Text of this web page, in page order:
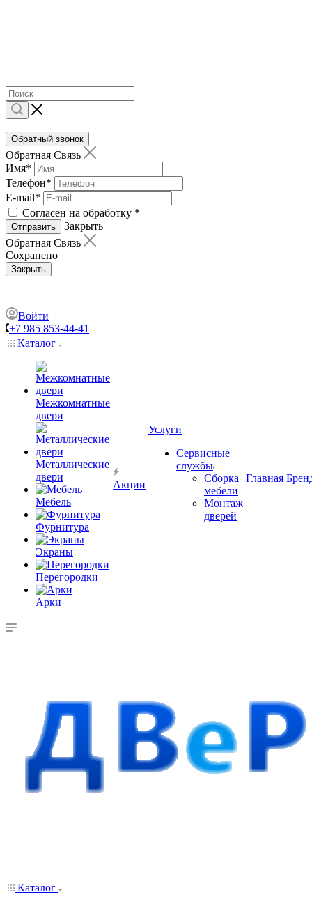
Обратный звонок
Обратная Связь
Имя*
Телефон*
E-mail*
Согласен на обработку *
Отправить
Закрыть
Обратная Связь
Сохранено
Закрыть
Войти
+7 985 853-44-41
Каталог
Межкомнатные
двери
Металлические
двери
Мебель
Фурнитура
Экраны
Перегородки
Арки
Акции
Услуги
Сервисные
службы
Сборка
мебели
Монтаж
дверей
Главная
Каталог